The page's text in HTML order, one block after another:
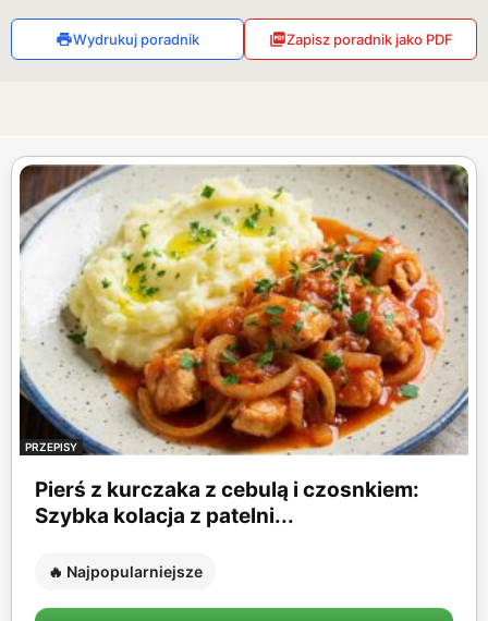
Wydrukuj poradnik Zapisz poradnik jako PDF
PRZEPISY
Pierś z kurczaka z cebulą i czosnkiem:
Szybka kolacja z patelni...
🔥 Najpopularniejsze